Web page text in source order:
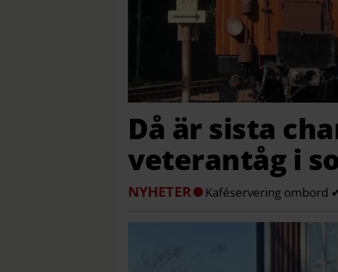
Då är sista
veterantåg i
NYHETER Kaféservering ombord